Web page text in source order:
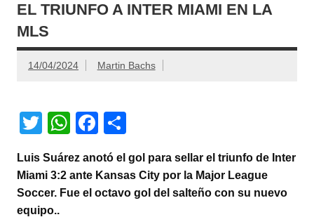
EL TRIUNFO A INTER MIAMI EN LA
MLS
14/04/2024 Martin Bachs
T
tt
er
W
at
s
F
c
e
m
p
Luis Suárez anotó el gol para sellar el triunfo de Inter
Miami 3:2 ante Kansas City por la Major League
Soccer. Fue el octavo gol del salteño con su nuevo
equipo..